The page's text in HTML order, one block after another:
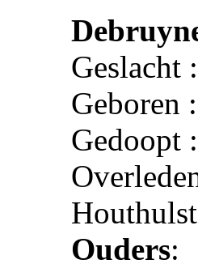
Geslacht
Geboren
Gedoopt
Houthulst
Ouders: